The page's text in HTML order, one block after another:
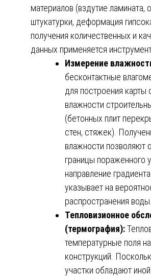
материалов (вздутие ламината,
штукатурки, деформация
получения количественных и
данных применяется
Измерение
бесконтактные
для построения карты
влажности
(бетонных плит
стен, стяжек).
влажности позволяют
границы пораженного
направление
указывает на
распространения воды.
Тепловизионное
(термография):
температурные поля
конструкций.
участки обладают